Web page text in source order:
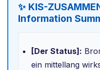
✨ KIS-
Information
[Der Status]:
ein mittellang